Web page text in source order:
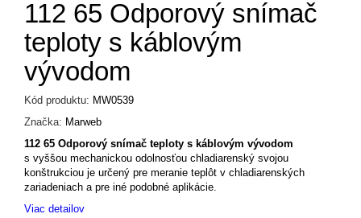
112 65 Odporový snímač
teploty s káblovým
vývodom
Kód produktu: MW0539
Značka: Marweb
112 65 Odporový snímač teploty s káblovým vývodom
s vyššou mechanickou odolnosťou chladiarenský svojou
konštrukciou je určený pre meranie teplôt v chladiarenských
zariadeniach a pre iné podobné aplikácie.
Viac detailov